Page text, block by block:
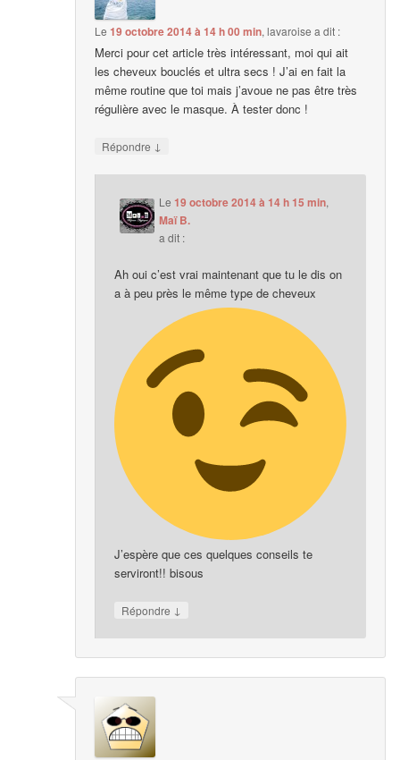
Le19 octobre 2014 à 14 h 00 min,lavaroise a dit :
Merci pour cet article très intéressant, moi qui ait
les cheveux bouclés et ultra secs ! J’ai en fait la
même routine que toi mais j’avoue ne pas être très
régulière avec le masque. À tester donc !
Répondre ↓
Le 19 octobre 2014 à 14 h 15 min,
Maï B.
a dit :
Ah oui c’est vrai maintenant que tu le dis on
a à peu près le même type de cheveux
J’espère que ces quelques conseils te
serviront!! bisous
Répondre ↓